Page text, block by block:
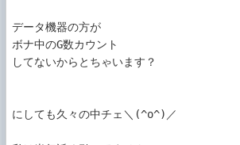
データ機器の方が
ボナ中のG数カウント
してないからとちゃいます？
にしても久々の中チェ＼(^o^)／